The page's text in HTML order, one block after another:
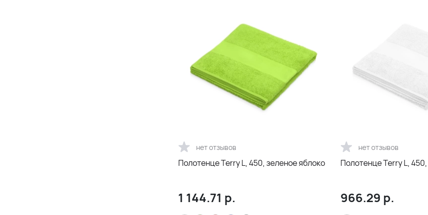
нет отзывов
Полотенце Terry L, 450, зеленое яблоко
1 144.71 р.
нет отзывов
Полотенце Terry L,
966.29 р.